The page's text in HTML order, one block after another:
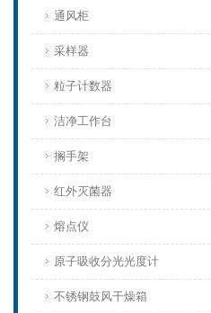
通风柜
采样器
粒子计数器
洁净工作台
搁手架
红外灭菌器
熔点仪
原子吸收分光光度计
不锈钢鼓风干燥箱